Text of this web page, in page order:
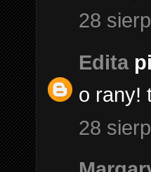
28
Edita
o rany!
28